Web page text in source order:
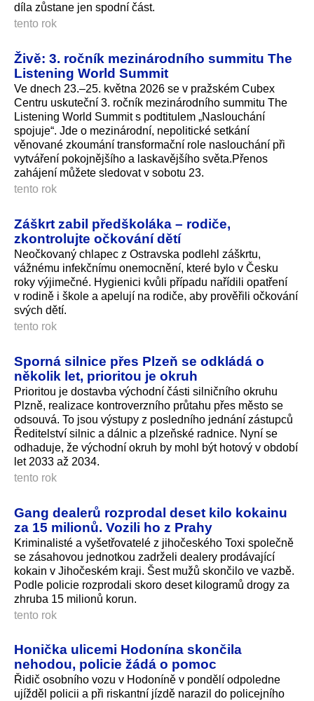
díla zůstane jen spodní část.
tento rok
Živě: 3. ročník mezinárodního summitu The
Listening World Summit
Ve dnech 23.–25. května 2026 se v pražském Cubex
Centru uskuteční 3. ročník mezinárodního summitu The
Listening World Summit s podtitulem „Naslouchání
spojuje“. Jde o mezinárodní, nepolitické setkání
věnované zkoumání transformační role naslouchání při
vytváření pokojnějšího a laskavějšího světa.Přenos
zahájení můžete sledovat v sobotu 23.
tento rok
Záškrt zabil předškoláka – rodiče,
zkontrolujte očkování dětí
Neočkovaný chlapec z Ostravska podlehl záškrtu,
vážnému infekčnímu onemocnění, které bylo v Česku
roky výjimečné. Hygienici kvůli případu nařídili opatření
v rodině i škole a apelují na rodiče, aby prověřili očkování
svých dětí.
tento rok
Sporná silnice přes Plzeň se odkládá o
několik let, prioritou je okruh
Prioritou je dostavba východní části silničního okruhu
Plzně, realizace kontroverzního průtahu přes město se
odsouvá. To jsou výstupy z posledního jednání zástupců
Ředitelství silnic a dálnic a plzeňské radnice. Nyní se
odhaduje, že východní okruh by mohl být hotový v období
let 2033 až 2034.
tento rok
Gang dealerů rozprodal deset kilo kokainu
za 15 milionů. Vozili ho z Prahy
Kriminalisté a vyšetřovatelé z jihočeského Toxi společně
se zásahovou jednotkou zadrželi dealery prodávající
kokain v Jihočeském kraji. Šest mužů skončilo ve vazbě.
Podle policie rozprodali skoro deset kilogramů drogy za
zhruba 15 milionů korun.
tento rok
Honička ulicemi Hodonína skončila
nehodou, policie žádá o pomoc
Řidič osobního vozu v Hodoníně v pondělí odpoledne
ujížděl policii a při riskantní jízdě narazil do policejního